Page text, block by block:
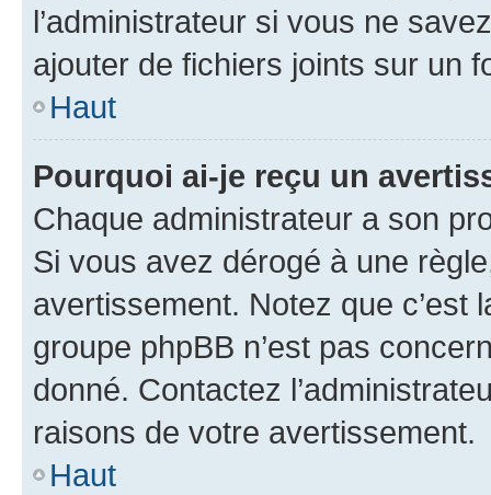
l’administrateur si vous ne
ajouter de fichiers joints sur un
Haut
Pourquoi ai-je reçu un
Chaque administrateur a son
Si vous avez dérogé à une
avertissement. Notez que c’est
groupe phpBB n’est pas
donné. Contactez
raisons de votre avertissement.
Haut